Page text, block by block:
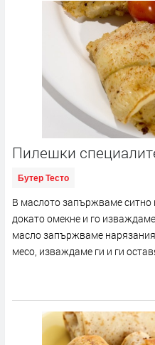
Пилешки
Бутер Тесто
В маслото запържваме ситно
докато омекне и го
масло запържваме
месо, изваждаме ги и ги